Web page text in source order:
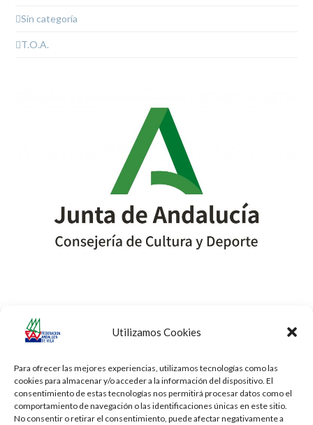
Utilizamos Cookies
Para ofrecer las mejores experiencias, utilizamos tecnologías como las
cookies para almacenar y/o acceder a la información del dispositivo. El
consentimiento de estas tecnologías nos permitirá procesar datos como el
comportamiento de navegación o las identificaciones únicas en este sitio.
No consentir o retirar el consentimiento, puede afectar negativamente a
Sin categoría
T.O.A.
Liga de Catamarán del
post:
Campeonato de Andalucía de